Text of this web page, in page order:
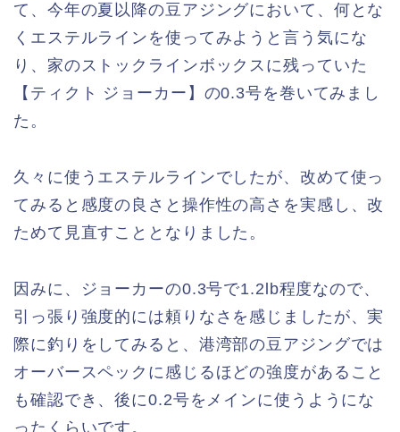
て、今年の夏以降の豆アジングにおいて、何とな
くエステルラインを使ってみようと言う気にな
り、家のストックラインボックスに残っていた
【ティクト ジョーカー】の0.3号を巻いてみまし
た。
久々に使うエステルラインでしたが、改めて使っ
てみると感度の良さと操作性の高さを実感し、改
ためて見直すこととなりました。
因みに、ジョーカーの0.3号で1.2lb程度なので、
引っ張り強度的には頼りなさを感じましたが、実
際に釣りをしてみると、港湾部の豆アジングでは
オーバースペックに感じるほどの強度があること
も確認でき、後に0.2号をメインに使うようにな
ったくらいです。